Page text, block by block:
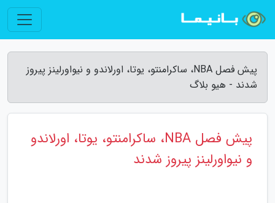
پیش فصل NBA، ساکرامنتو، یوتا، اورلاندو و نیواورلینز پیروز
شدند - هیو بلاگ
پیش فصل NBA، ساکرامنتو، یوتا، اورلاندو
و نیواورلینز پیروز شدند